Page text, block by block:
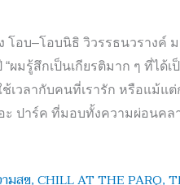
อบ–โอบนิธิ วิวรรธนวรางค์
“ผมรู้สึกเป็นเกียรติมาก ๆ ที่ได้
เวลากับคนที่เรารัก หรือแม้
ะ ปาร์ค ที่มอบทั้งความผ่อนค